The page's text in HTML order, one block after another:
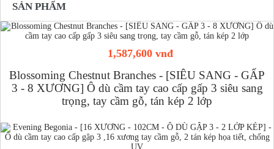
SẢN PHẨM
1,587,600 vnđ
Blossoming Chestnut Branches - [SIÊU SANG - GẤP
3 - 8 XƯƠNG] Ô dù cầm tay cao cấp gấp 3 siêu sang
trọng, tay cầm gỗ, tán kép 2 lớp